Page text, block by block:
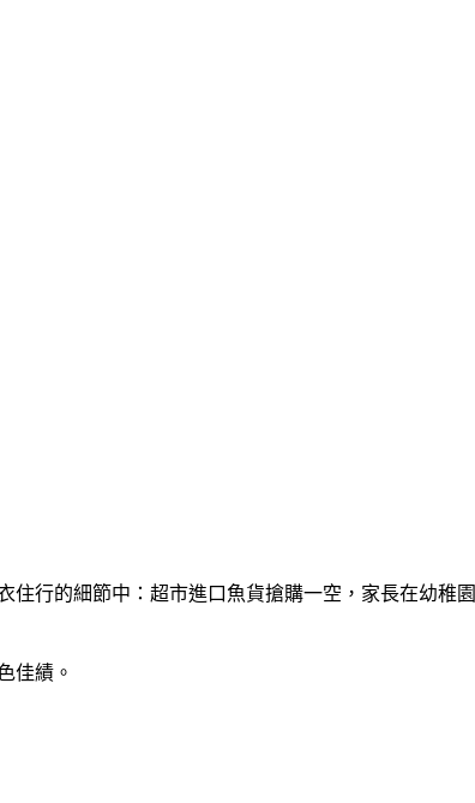
行的細節中：超市進口魚貨搶購一空，家長在幼稚
佳績。